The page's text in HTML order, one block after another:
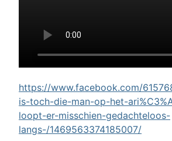
https://www.facebook.com/
is-toch-die-man-op-het-
loopt-er-misschien-gedachteloos-
langs-/1469563374185007/